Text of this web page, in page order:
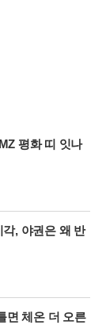
평화 띠 잇나
, 야권은 왜 반
면 체온 더 오른